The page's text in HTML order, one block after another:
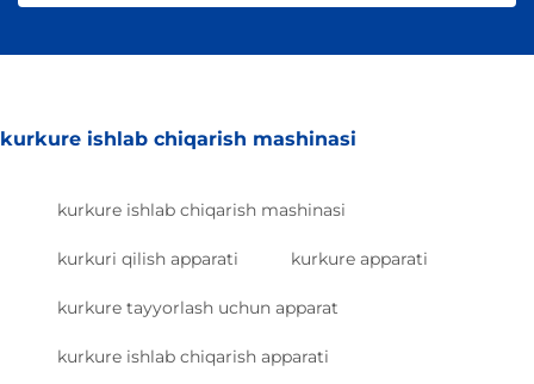
kurkure ishlab chiqarish mashinasi
kurkure ishlab chiqarish mashinasi
kurkuri qilish apparati kurkure apparati
kurkure tayyorlash uchun apparat
kurkure ishlab chiqarish apparati